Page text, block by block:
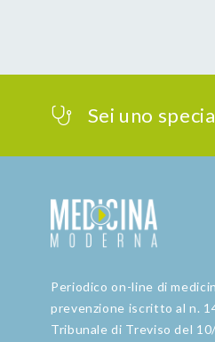
Sei uno
Periodico on-line di
prevenzione iscritto al n.
Tribunale di Treviso del